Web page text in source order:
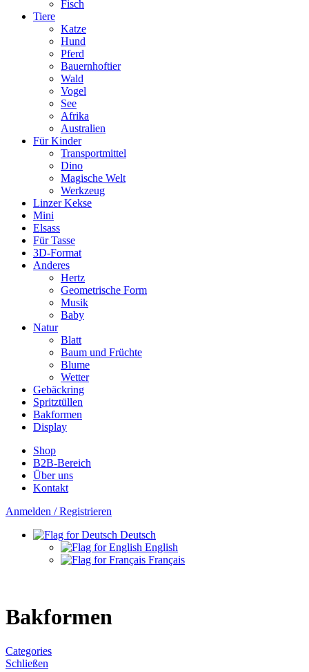
Fisch
Tiere
Katze
Hund
Pferd
Bauernhoftier
Wald
Vogel
See
Afrika
Australien
Für Kinder
Transportmittel
Dino
Magische Welt
Werkzeug
Linzer Kekse
Mini
Elsass
Für Tasse
3D-Format
Anderes
Hertz
Geometrische Form
Musik
Baby
Natur
Blatt
Baum und Früchte
Blume
Wetter
Gebäckring
Spritztüllen
Bakformen
Display
Shop
B2B-Bereich
Über uns
Kontakt
Anmelden / Registrieren
Deutsch
English
Français
Bakformen
Categories
Schließen